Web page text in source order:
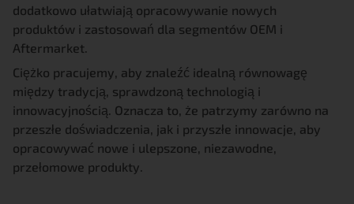
dodatkowo ułatwiają opracowywanie nowych
produktów i zastosowań dla segmentów OEM i
Aftermarket.
Ciężko pracujemy, aby znaleźć idealną równowagę
między tradycją, sprawdzoną technologią i
innowacyjnością. Oznacza to, że patrzymy zarówno na
przeszłe doświadczenia, jak i przyszłe innowacje, aby
opracowywać nowe i ulepszone, niezawodne,
przełomowe produkty.